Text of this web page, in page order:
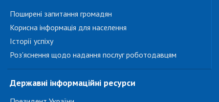
Поширені запитання громадян
Корисна інформація для населення
Історії успіху
Роз'яснення щодо надання послуг роботодавцям
Державні інформаційні ресурси